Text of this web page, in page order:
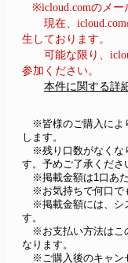
※icloud.comのメー
現在、icloud.com
生しております。
可能な限り、
参加ください。
本件に関する詳
※皆様のご購入によ
します。
※残り口数がなくな
す。予めご了承くださ
※掲載金額は1口あた
※お気持ちで何口で
※掲載金額には、シ
す。
※お支払い方法はこ
なります。
※ご購入後のキャン